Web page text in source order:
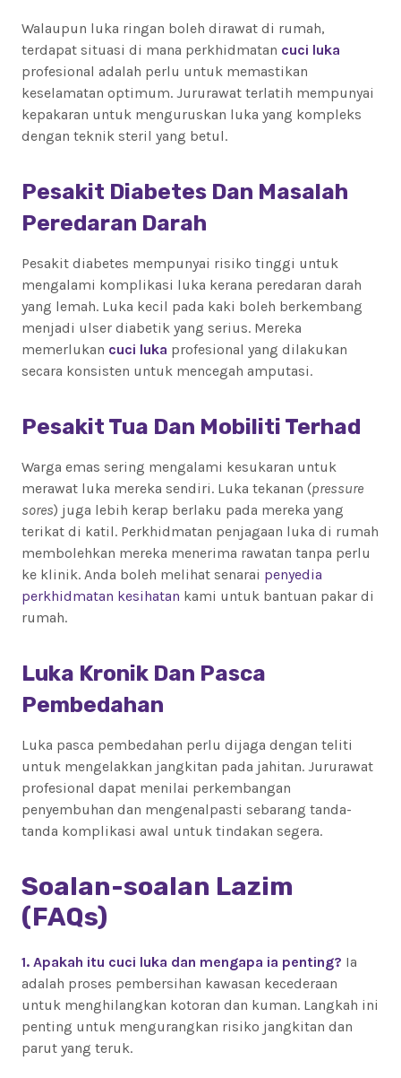
Walaupun luka ringan boleh dirawat di rumah,
terdapat situasi di mana perkhidmatan cuci luka
profesional adalah perlu untuk memastikan
keselamatan optimum. Jururawat terlatih mempunyai
kepakaran untuk menguruskan luka yang kompleks
dengan teknik steril yang betul.
Pesakit Diabetes Dan Masalah
Peredaran Darah
Pesakit diabetes mempunyai risiko tinggi untuk
mengalami komplikasi luka kerana peredaran darah
yang lemah. Luka kecil pada kaki boleh berkembang
menjadi ulser diabetik yang serius. Mereka
memerlukan cuci luka profesional yang dilakukan
secara konsisten untuk mencegah amputasi.
Pesakit Tua Dan Mobiliti Terhad
Warga emas sering mengalami kesukaran untuk
merawat luka mereka sendiri. Luka tekanan (pressure
sores) juga lebih kerap berlaku pada mereka yang
terikat di katil. Perkhidmatan penjagaan luka di rumah
membolehkan mereka menerima rawatan tanpa perlu
ke klinik. Anda boleh melihat senarai penyedia
perkhidmatan kesihatan kami untuk bantuan pakar di
rumah.
Luka Kronik Dan Pasca
Pembedahan
Luka pasca pembedahan perlu dijaga dengan teliti
untuk mengelakkan jangkitan pada jahitan. Jururawat
profesional dapat menilai perkembangan
penyembuhan dan mengenalpasti sebarang tanda-
tanda komplikasi awal untuk tindakan segera.
Soalan-soalan Lazim
(FAQs)
1. Apakah itu cuci luka dan mengapa ia penting? Ia
adalah proses pembersihan kawasan kecederaan
untuk menghilangkan kotoran dan kuman. Langkah ini
penting untuk mengurangkan risiko jangkitan dan
parut yang teruk.